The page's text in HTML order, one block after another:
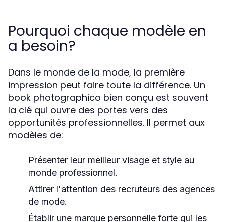
Pourquoi chaque modèle en
a besoin?
Dans le monde de la mode, la première
impression peut faire toute la différence. Un
book photographico bien conçu est souvent
la clé qui ouvre des portes vers des
opportunités professionnelles. Il permet aux
modèles de:
Présenter leur meilleur visage et style au
monde professionnel.
Attirer l'attention des recruteurs des agences
de mode.
Établir une marque personnelle forte qui les